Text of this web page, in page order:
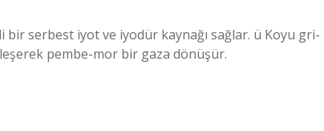
serbest iyot ve iyodür kaynağı sağlar. ü Koyu gri-
pembe-mor bir gaza dönüşür.